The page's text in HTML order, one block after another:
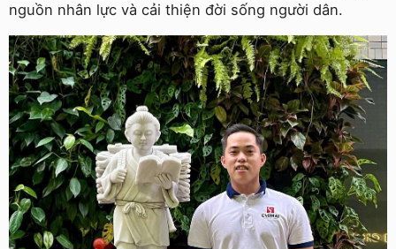
nguồn nhân lực và cải thiện đời sống người dân.